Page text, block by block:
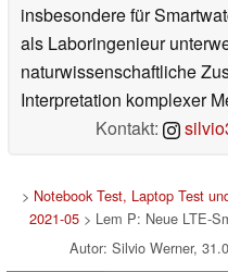
insbesondere für
als Laboringenieur
naturwissenschaftliche
Interpretation komplexer
Kontakt:
> Notebook Test, Laptop Test
2021-05> Lem P: Neue LTE-
Autor: Silvio Werner,